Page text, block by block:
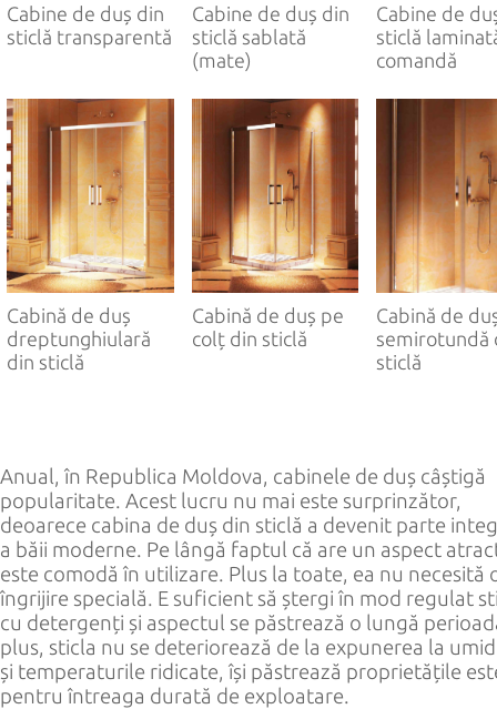
Cabine de duș din
sticlă transparentă
Cabine de duș din
sticlă sablată
(mate)
Cabine de
sticlă
comandă
Cabină de duș
dreptunghiulară
din sticlă
Cabină de duș pe
colț din sticlă
Cabină de
semirotundă
sticlă
Anual, în Republica Moldova, cabinele de duș câștigă
popularitate. Acest lucru nu mai este surprinzător,
deoarece cabina de duș din sticlă a devenit parte
a băii moderne. Pe lângă faptul că are un aspect
este comodă în utilizare. Plus la toate, ea nu necesită
îngrijire specială. E suficient să ștergi în mod regulat
cu detergenți și aspectul se păstrează o lungă
plus, sticla nu se deteriorează de la expunerea la
și temperaturile ridicate, își păstrează proprietățile
pentru întreaga durată de exploatare.